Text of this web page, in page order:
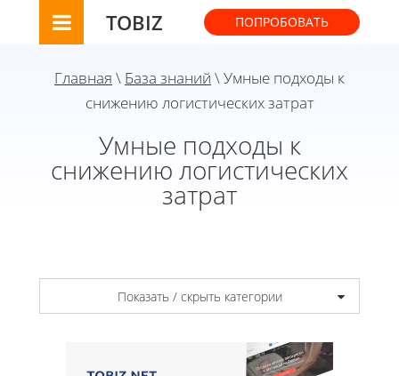
TOBIZ ПОПРОБОВАТЬ
Главная \ База знаний \ Умные подходы к
снижению логистических затрат
Умные подходы к
снижению логистических
затрат
Показать / скрыть категории